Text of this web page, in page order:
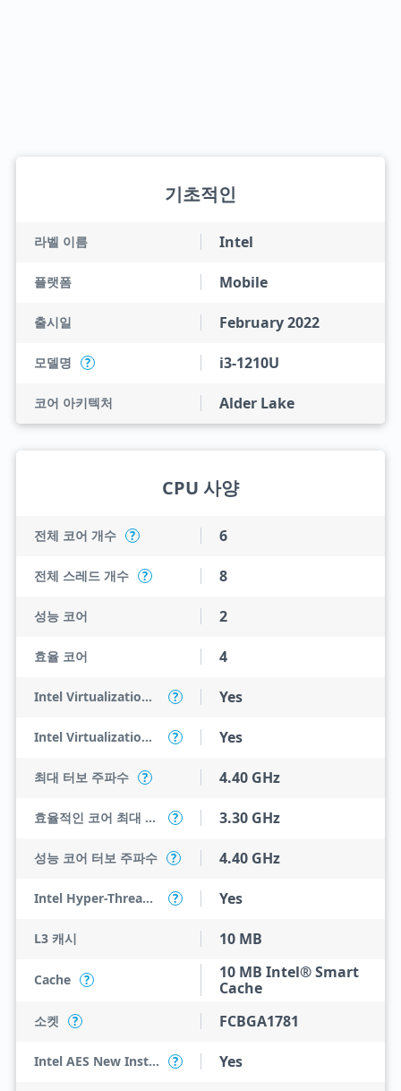
기초적인
라벨 이름 Intel
플랫폼 Mobile
출시일 February 2022
모델명 ? i3-1210U
코어 아키텍처 Alder Lake
CPU 사양
전체 코어 개수 ? 6
전체 스레드 개수 ? 8
성능 코어 2
효율 코어 4
Intel Virtualization Technology (VT-x) ? Yes
Intel Virtualization Technology for Directed I/O (VT-d) ? Yes
최대 터보 주파수 ? 4.40 GHz
효율적인 코어 최대 터보 주파수 ? 3.30 GHz
성능 코어 터보 주파수 ? 4.40 GHz
Intel Hyper-Threading Technology ? Yes
L3 캐시 10 MB
Cache ?
10 MB Intel® Smart
Cache
소켓 ? FCBGA1781
Intel AES New Instructions ? Yes